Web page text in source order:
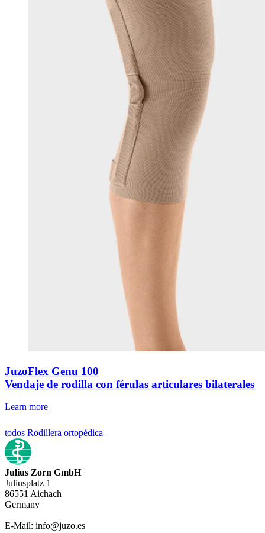
JuzoFlex Genu 100
Vendaje de rodilla con férulas articulares bilaterales
Learn more
todos Rodillera ortopédica
Julius Zorn GmbH
Juliusplatz 1
86551 Aichach
Germany
E-Mail: info@juzo.es